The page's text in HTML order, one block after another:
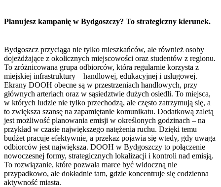
Planujesz kampanię w Bydgoszczy? To strategiczny kierunek.
Bydgoszcz przyciąga nie tylko mieszkańców, ale również osoby
dojeżdżające z okolicznych miejscowości oraz studentów z regionu.
To zróżnicowana grupa odbiorców, która regularnie korzysta z
miejskiej infrastruktury – handlowej, edukacyjnej i usługowej.
Ekrany DOOH obecne są w przestrzeniach handlowych, przy
głównych arteriach oraz w sąsiedztwie dużych osiedli. To miejsca,
w których ludzie nie tylko przechodzą, ale często zatrzymują się, a
to zwiększa szansę na zapamiętanie komunikatu. Dodatkową zaletą
jest możliwość planowania emisji w określonych godzinach – na
przykład w czasie największego natężenia ruchu. Dzięki temu
budżet pracuje efektywnie, a przekaz pojawia się wtedy, gdy uwaga
odbiorców jest największa. DOOH w Bydgoszczy to połączenie
nowoczesnej formy, strategicznych lokalizacji i kontroli nad emisją.
To rozwiązanie, które pozwala marce być widoczną nie
przypadkowo, ale dokładnie tam, gdzie koncentruje się codzienna
aktywność miasta.